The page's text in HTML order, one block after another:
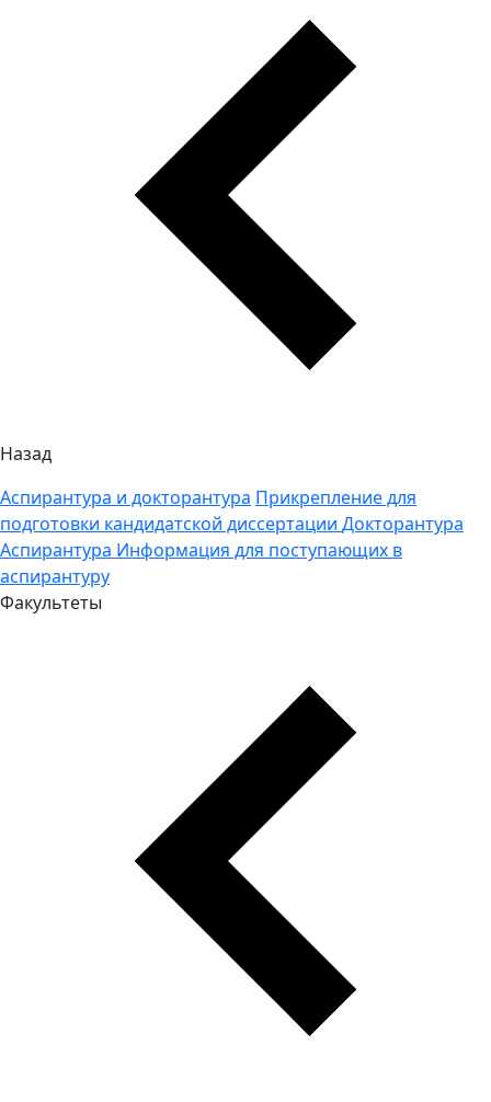
Назад
Аспирантура и докторантура Прикрепление для
подготовки кандидатской диссертации Докторантура
Аспирантура Информация для поступающих в
аспирантуру
Факультеты